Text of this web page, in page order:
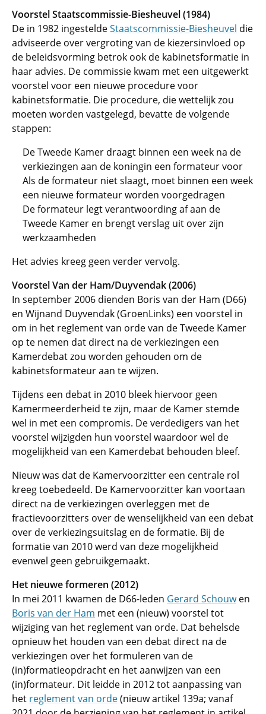
Voorstel Staatscommissie-Biesheuvel (1984)
De in 1982 ingesteldeStaatscommissie-Biesheuvel die
adviseerde over vergroting van de kiezersinvloed op
de beleidsvorming betrok ook de kabinetsformatie in
haar advies. De commissie kwam met een uitgewerkt
voorstel voor een nieuwe procedure voor
kabinetsformatie. Die procedure, die wettelijk zou
moeten worden vastgelegd, bevatte de volgende
stappen:
De Tweede Kamer draagt binnen een week na de
verkiezingen aan de koningin een formateur voor
Als de formateur niet slaagt, moet binnen een week
een nieuwe formateur worden voorgedragen
De formateur legt verantwoording af aan de
Tweede Kamer en brengt verslag uit over zijn
werkzaamheden
Het advies kreeg geen verder vervolg.
Voorstel Van der Ham/Duyvendak (2006)
In september 2006 dienden Boris van der Ham (D66)
en Wijnand Duyvendak (GroenLinks) een voorstel in
om in het reglement van orde van de Tweede Kamer
op te nemen dat direct na de verkiezingen een
Kamerdebat zou worden gehouden om de
kabinetsformateur aan te wijzen.
Tijdens een debat in 2010 bleek hiervoor geen
Kamermeerderheid te zijn, maar de Kamer stemde
wel in met een compromis. De verdedigers van het
voorstel wijzigden hun voorstel waardoor wel de
mogelijkheid van een Kamerdebat behouden bleef.
Nieuw was dat de Kamervoorzitter een centrale rol
kreeg toebedeeld. De Kamervoorzitter kan voortaan
direct na de verkiezingen overleggen met de
fractievoorzitters over de wenselijkheid van een debat
over de verkiezingsuitslag en de formatie. Bij de
formatie van 2010 werd van deze mogelijkheid
evenwel geen gebruikgemaakt.
Het nieuwe formeren (2012)
In mei 2011 kwamen de D66-leden Gerard Schouwen
Boris van der Ham met een (nieuw) voorstel tot
wijziging van het reglement van orde. Dat behelsde
opnieuw het houden van een debat direct na de
verkiezingen over het formuleren van de
(in)formatieopdracht en het aanwijzen van een
(in)formateur. Dit leidde in 2012 tot aanpassing van
het reglement van orde(nieuw artikel 139a; vanaf